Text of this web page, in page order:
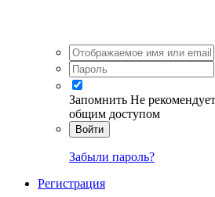
Запомнить Не
общим доступом
Войти
Забыли пароль?
Регистрация